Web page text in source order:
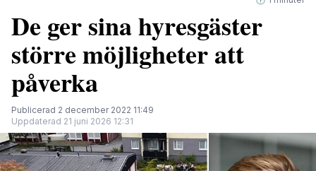
De ger sina hyresgäster
större möjligheter att
påverka
Publicerad 2 december 2022 11:49
Uppdaterad 21 juni 2026 12:31